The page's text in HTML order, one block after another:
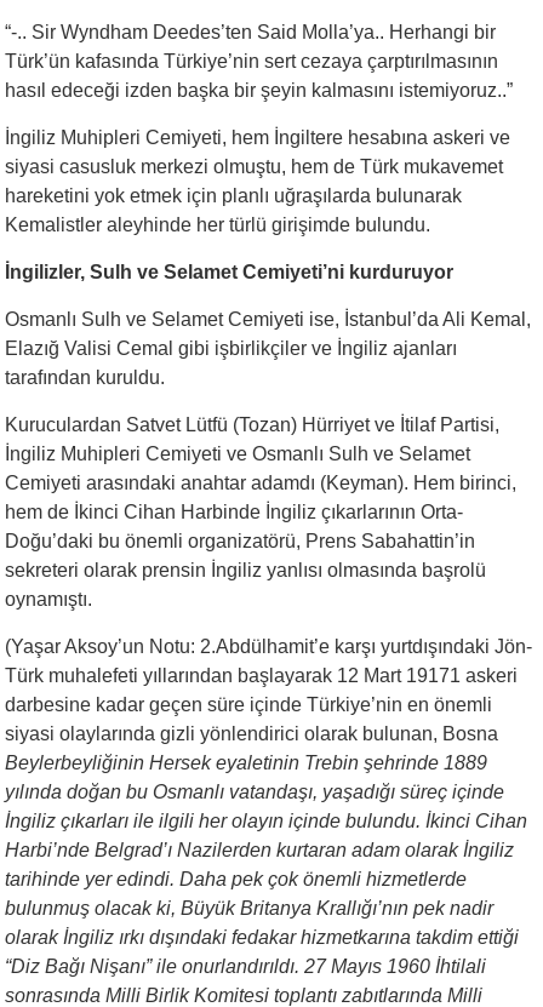
“-.. Sir Wyndham Deedes’ten Said Molla’ya.. Herhangi bir
Türk’ün kafasında Türkiye’nin sert cezaya çarptırılmasının
hasıl edeceği izden başka bir şeyin kalmasını istemiyoruz..”
İngiliz Muhipleri Cemiyeti, hem İngiltere hesabına askeri ve
siyasi casusluk merkezi olmuştu, hem de Türk mukavemet
hareketini yok etmek için planlı uğraşılarda bulunarak
Kemalistler aleyhinde her türlü girişimde bulundu.
İngilizler, Sulh ve Selamet Cemiyeti’ni kurduruyor
Osmanlı Sulh ve Selamet Cemiyeti ise, İstanbul’da Ali Kemal,
Elazığ Valisi Cemal gibi işbirlikçiler ve İngiliz ajanları
tarafından kuruldu.
Kuruculardan Satvet Lütfü (Tozan) Hürriyet ve İtilaf Partisi,
İngiliz Muhipleri Cemiyeti ve Osmanlı Sulh ve Selamet
Cemiyeti arasındaki anahtar adamdı (Keyman). Hem birinci,
hem de İkinci Cihan Harbinde İngiliz çıkarlarının Orta-
Doğu’daki bu önemli organizatörü, Prens Sabahattin’in
sekreteri olarak prensin İngiliz yanlısı olmasında başrolü
oynamıştı.
(Yaşar Aksoy’un Notu: 2.Abdülhamit’e karşı yurtdışındaki Jön-
Türk muhalefeti yıllarından başlayarak 12 Mart 19171 askeri
darbesine kadar geçen süre içinde Türkiye’nin en önemli
siyasi olaylarında gizli yönlendirici olarak bulunan, Bosna
Beylerbeyliğinin Hersek eyaletinin Trebin şehrinde 1889
yılında doğan bu Osmanlı vatandaşı, yaşadığı süreç içinde
İngiliz çıkarları ile ilgili her olayın içinde bulundu. İkinci Cihan
Harbi’nde Belgrad’ı Nazilerden kurtaran adam olarak İngiliz
tarihinde yer edindi. Daha pek çok önemli hizmetlerde
bulunmuş olacak ki, Büyük Britanya Krallığı’nın pek nadir
olarak İngiliz ırkı dışındaki fedakar hizmetkarına takdim ettiği
“Diz Bağı Nişanı” ile onurlandırıldı. 27 Mayıs 1960 İhtilali
sonrasında Milli Birlik Komitesi toplantı zabıtlarında Milli